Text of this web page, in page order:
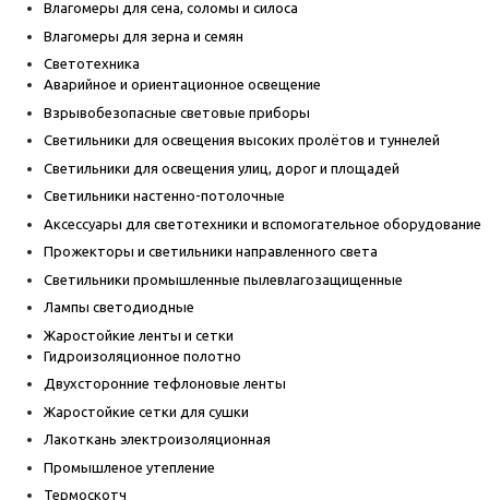
Влагомеры для сена, соломы и силоса
Влагомеры для зерна и семян
Светотехника
Аварийное и ориентационное освещение
Взрывобезопасные световые приборы
Светильники для освещения высоких пролётов и туннелей
Светильники для освещения улиц, дорог и площадей
Светильники настенно-потолочные
Аксессуары для светотехники и вспомогательное оборудование
Прожекторы и светильники направленного света
Светильники промышленные пылевлагозащищенные
Лампы светодиодные
Жаростойкие ленты и сетки
Гидроизоляционное полотно
Двухсторонние тефлоновые ленты
Жаростойкие сетки для сушки
Лакоткань электроизоляционная
Промышленое утепление
Термоскотч